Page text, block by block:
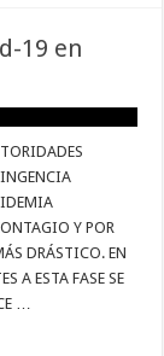
19 en
Y POR
DRÁSTICO. EN
A ESTA FASE SE
…